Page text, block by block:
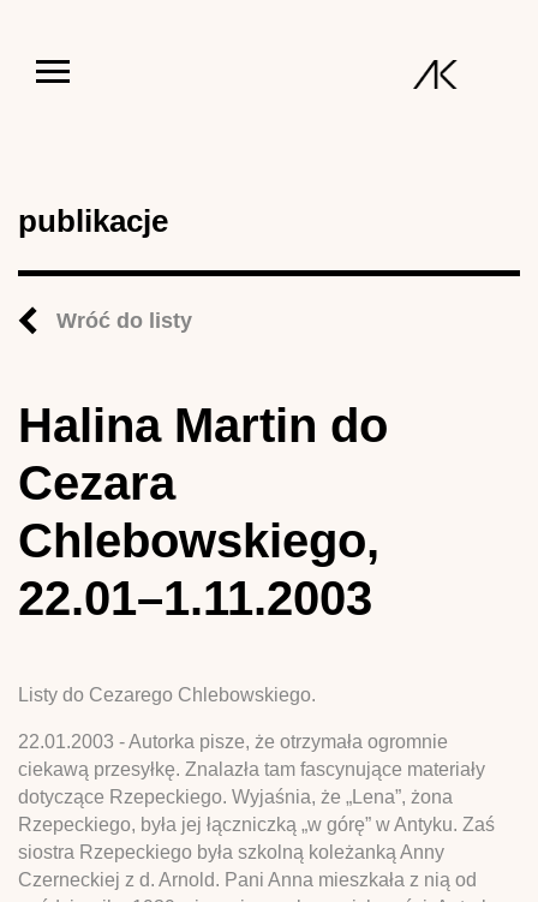
publikacje
Wróć do listy
Halina Martin do
Cezara
Chlebowskiego,
22.01–1.11.2003
Listy do Cezarego Chlebowskiego.
22.01.2003 - Autorka pisze, że otrzymała ogromnie
ciekawą przesyłkę. Znalazła tam fascynujące materiały
dotyczące Rzepeckiego. Wyjaśnia, że „Lena”, żona
Rzepeckiego, była jej łączniczką „w górę” w Antyku. Zaś
siostra Rzepeckiego była szkolną koleżanką Anny
Czerneckiej z d. Arnold. Pani Anna mieszkała z nią od